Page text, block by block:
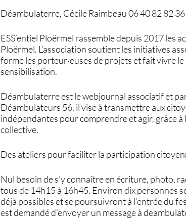
Déambulaterre, Cécile Raimbeau 06 40 82 82 36
ESS’entiel Ploërmel rassemble depuis 2017 les
Ploërmel. L’association soutient les initiatives
forme les porteur·euses de projets et fait vivre
sensibilisation.
Déambulaterre est le webjournal associatif et
Déambulateurs 56, il vise à transmettre aux
indépendantes pour comprendre et agir, grâce
collective.
Des ateliers pour faciliter la participation
Nul besoin de s’y connaître en écriture, photo,
tous de 14h15 à 16h45. Environ dix personnes
déjà possibles et se poursuivront à l’entrée du
est demandé d’envoyer un message à